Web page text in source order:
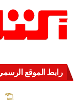
رابط الموقع الرسمي